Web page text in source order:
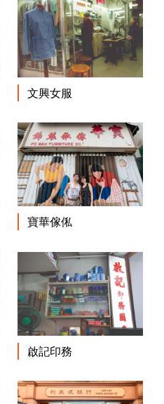
文興女服
寶華傢俬
啟記印務